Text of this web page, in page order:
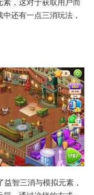
素，这对于获取用户而
还有一点三消玩法，
智三消与模拟元素，